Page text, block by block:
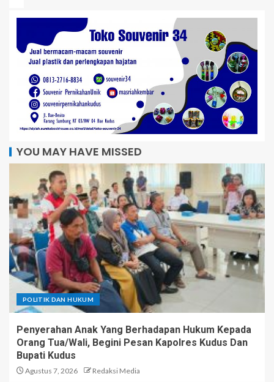
YOU MAY HAVE MISSED
POLITIK DAN HUKUM
Penyerahan Anak Yang Berhadapan Hukum Kepada
Orang Tua/Wali, Begini Pesan Kapolres Kudus Dan
Bupati Kudus
Agustus 7, 2026 Redaksi Media